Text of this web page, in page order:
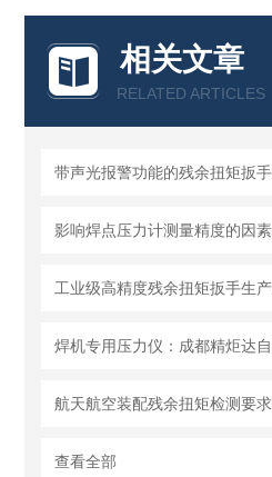
相关文章
RELATED ARTICLES
查看全部